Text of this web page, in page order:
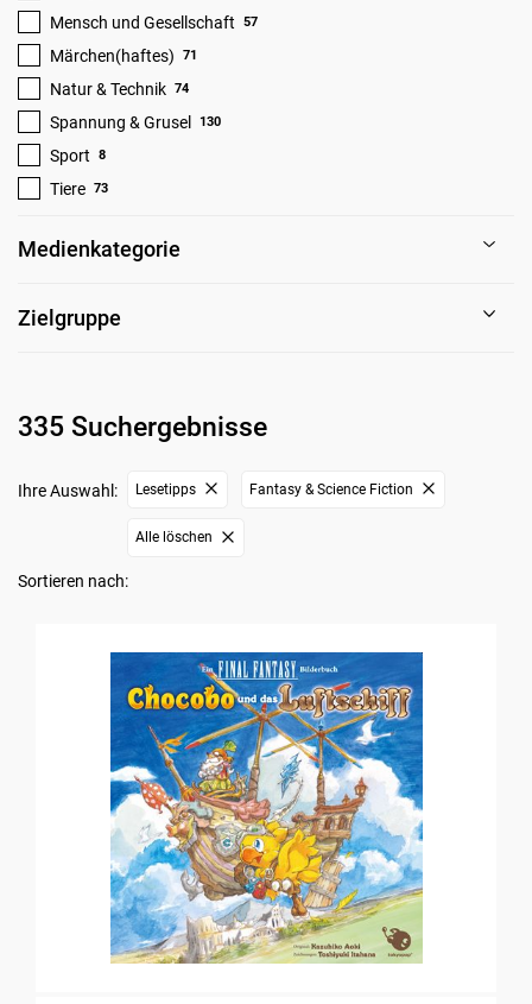
Mensch und Gesellschaft 57
Märchen(haftes) 71
Natur & Technik 74
Spannung & Grusel 130
Sport 8
Tiere 73
Medienkategorie
Zielgruppe
335 Suchergebnisse
Ihre Auswahl: Lesetipps Fantasy & Science Fiction
Alle löschen
Sortieren nach: